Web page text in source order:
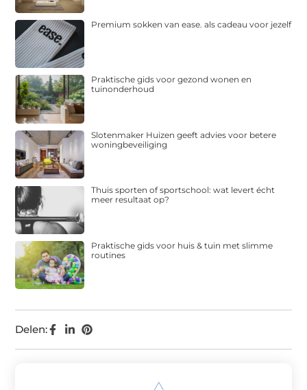
Delen:
Premium sokken van ease. als cadeau voor jezelf
Praktische gids voor gezond wonen en
tuinonderhoud
Slotenmaker Huizen geeft advies voor betere
woningbeveiliging
Thuis sporten of sportschool: wat levert écht
meer resultaat op?
Praktische gids voor huis & tuin met slimme
routines